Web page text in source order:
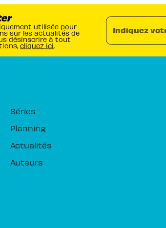
utilisée pour
sur les actualités de
désinscrire à tout
cliquez ici.
Indiquez
Séries
Planning
Actualités
Auteurs